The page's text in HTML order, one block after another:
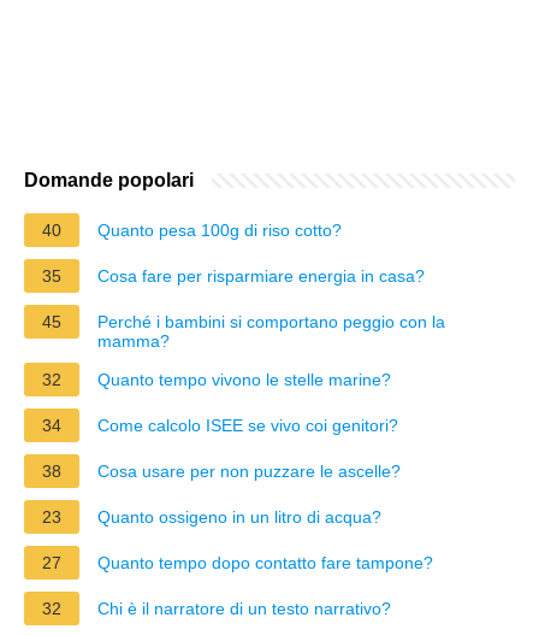
Domande popolari
40 Quanto pesa 100g di riso cotto?
35 Cosa fare per risparmiare energia in casa?
45
Perché i bambini si comportano peggio con la
mamma?
32
Quanto tempo vivono le stelle marine?
34 Come calcolo ISEE se vivo coi genitori?
38 Cosa usare per non puzzare le ascelle?
23 Quanto ossigeno in un litro di acqua?
27 Quanto tempo dopo contatto fare tampone?
32 Chi è il narratore di un testo narrativo?